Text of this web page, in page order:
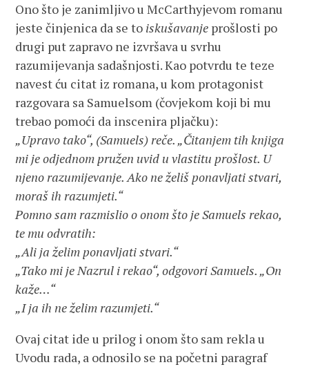
Ono što je zanimljivo u McCarthyjevom romanu
jeste činjenica da se to iskušavanje prošlosti po
drugi put zapravo ne izvršava u svrhu
razumijevanja sadašnjosti. Kao potvrdu te teze
navest ću citat iz romana, u kom protagonist
razgovara sa Samuelsom (čovjekom koji bi mu
trebao pomoći da inscenira pljačku):
„Upravo tako“, (Samuels) reče. „Čitanjem tih knjiga
mi je odjednom pružen uvid u vlastitu prošlost. U
njeno razumijevanje. Ako ne želiš ponavljati stvari,
moraš ih razumjeti.“
Pomno sam razmislio o onom što je Samuels rekao,
te mu odvratih:
„Ali ja želim ponavljati stvari.“
„Tako mi je Nazrul i rekao“, odgovori Samuels. „On
kaže…“
„I ja ih ne želim razumjeti.“
Ovaj citat ide u prilog i onom što sam rekla u
Uvodu rada, a odnosilo se na početni paragraf